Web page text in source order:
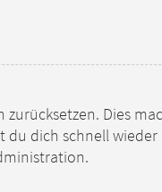
Dies
du dich schnell